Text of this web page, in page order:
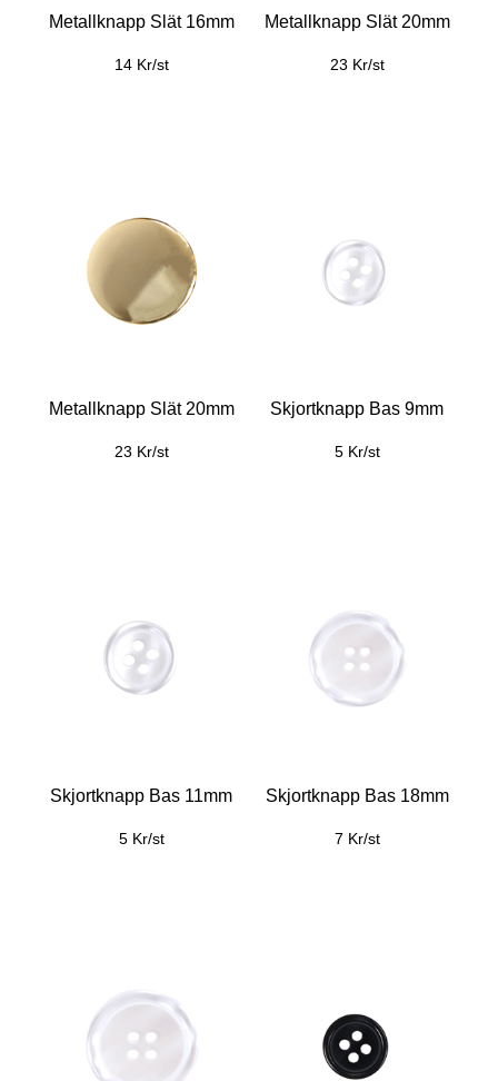
Metallknapp Slät 16mm
14 Kr/st
Metallknapp Slät 20mm
23 Kr/st
Metallknapp Slät 20mm
23 Kr/st
Skjortknapp Bas 9mm
5 Kr/st
Skjortknapp Bas 11mm
5 Kr/st
Skjortknapp Bas 18mm
7 Kr/st